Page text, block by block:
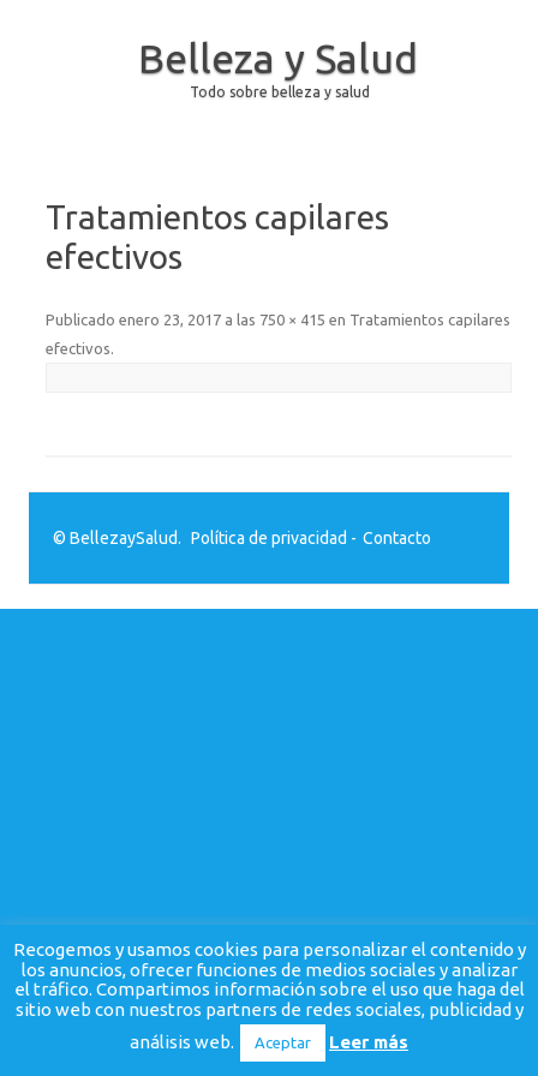
Belleza y Salud
Todo sobre belleza y salud
Tratamientos capilares
efectivos
Publicado enero 23, 2017 a las 750 × 415 en Tratamientos capilares
efectivos.
© BellezaySalud. Política de privacidad - Contacto
Recogemos y usamos cookies para personalizar el contenido y
los anuncios, ofrecer funciones de medios sociales y analizar
el tráfico. Compartimos información sobre el uso que haga del
sitio web con nuestros partners de redes sociales, publicidad y
análisis web.
Aceptar Leer más